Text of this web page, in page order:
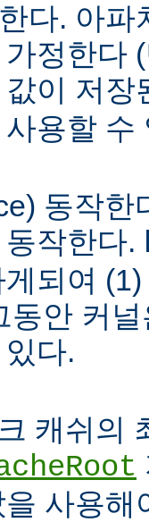
다. 아파
정한다
이 저
용할 수
동작한
작한다.
되여
동안 커
다.
캐쉬의
사용해